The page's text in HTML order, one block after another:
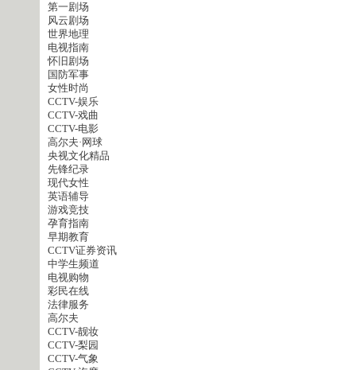
第一剧场
风云剧场
世界地理
电视指南
怀旧剧场
国防军事
女性时尚
CCTV-娱乐
CCTV-戏曲
CCTV-电影
高尔夫·网球
央视文化精品
先锋纪录
现代女性
英语辅导
游戏竞技
孕育指南
早期教育
CCTV证券资讯
中学生频道
电视购物
彩民在线
法律服务
高尔夫
CCTV-靓妆
CCTV-梨园
CCTV-气象